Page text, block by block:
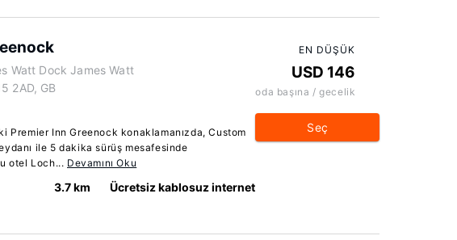
Watt Dock James Watt
2AD, GB
Premier Inn Greenock konaklamanızda, Custom
ile 5 dakika sürüş mesafesinde
otel Loch... Devamını Oku
3.7 km Ücretsiz kablosuz internet
EN DÜŞÜK
USD 146
oda başına / gecelik
Seç